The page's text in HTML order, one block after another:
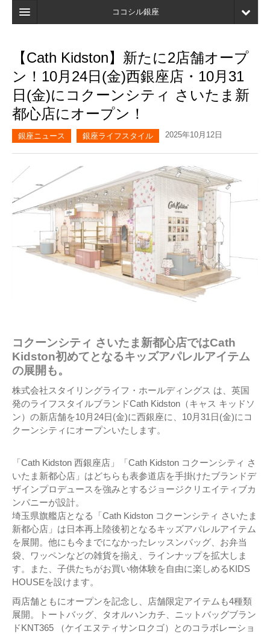
ココシル銀座
検索
店舗・施設最新情報
口コミ
マイページ
【Cath Kidston】新たに2店舗オープ
ン！10月24日(金)西銀座店・10月31
日(金)にコクーンシティ さいたま新
都心店にオープン！
銀座ニュース 銀座ライフスタイル 2025年10月12日
コクーンシティ さいたま新都心店ではCath
Kidston初めてとなるキッズアパレルアイテム
の展開も。
株式会社スタイリングライフ・ホールディングス は、英国
発のライフスタイルブランドCath Kidston（キャス キッドソ
ン）の新店舗を10月24日(金)に西銀座に、10月31日(金)にコ
クーンシティにオープンいたします。
「Cath Kidston 西銀座店」「Cath Kidston コクーンシティ さ
いたま新都心店」はどちらも表参道店を手掛けたブランドデ
ザインプロデュースを強みとするジョージクリエイティブカ
ンパニーが設計。
埼玉県旗艦店となる「Cath Kidston コクーンシティ さいたま
新都心店」は日本再上陸後初となるキッズアパレルアイテム
を展開。他にも今までになかったレッスンバッグ、お弁当
袋、ワッペンなどの雑貨を揃え、ラインナップを拡大しま
す。また、子供たちがお買い物体験を自由に楽しめるKIDS
HOUSEを設けます。
両店舗ともにオープンを記念し、店舗限定アイテムも4種類
展開。トートバッグ、タオルハンカチ、ニットバッグブラン
ドKNT365 （ケイエヌティサンロクゴ）とのコラボレーショ